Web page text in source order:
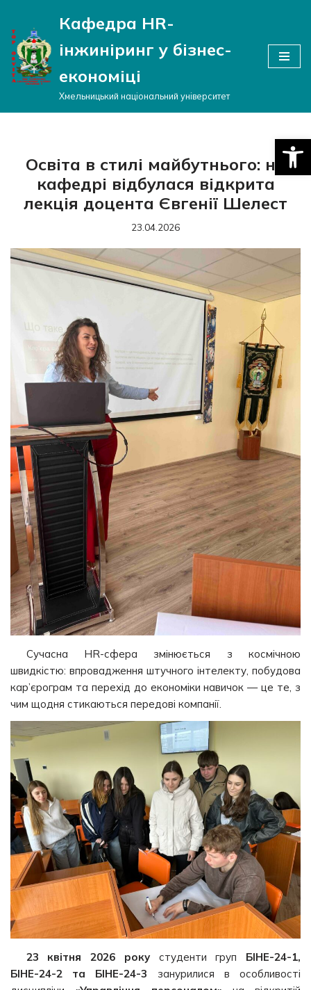
Перейти
до
вмісту
Кафедра HR-
інжиніринг у бізнес-
економіці
Хмельницький національний університет
Освіта в стилі майбутнього: на
кафедрі відбулася відкрита
лекція доцента Євгенії Шелест
23.04.2026
Сучасна HR-сфера змінюється з космічною
швидкістю: впровадження штучного інтелекту, побудова
кар’єрограм та перехід до економіки навичок — це те, з
чим щодня стикаються передові компанії.
23 квітня 2026 рокустуденти груп БІНЕ-24-1,
БІНЕ-24-2 та БІНЕ-24-3 занурилися в особливості